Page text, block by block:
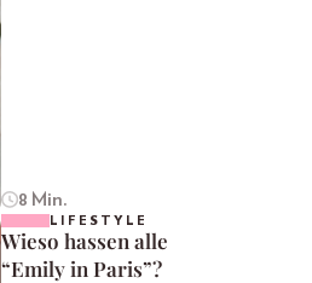
8 Min.
LIFESTYLE
Wieso hassen alle
“Emily in Paris”?